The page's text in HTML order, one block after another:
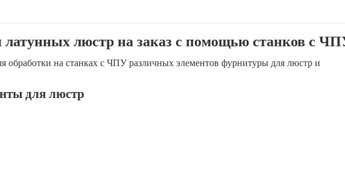
латунных люстр на заказ с помощью станков с
обработки на станках с ЧПУ различных элементов фурнитуры для люстр и
для люстр